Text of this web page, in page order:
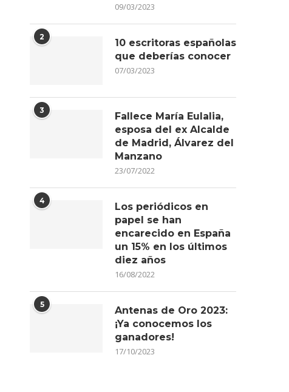
09/03/2023
2
10 escritoras españolas
que deberías conocer
07/03/2023
3
Fallece María Eulalia,
esposa del ex Alcalde
de Madrid, Álvarez del
Manzano
23/07/2022
4
Los periódicos en
papel se han
encarecido en España
un 15% en los últimos
diez años
16/08/2022
5
Antenas de Oro 2023:
¡Ya conocemos los
ganadores!
17/10/2023